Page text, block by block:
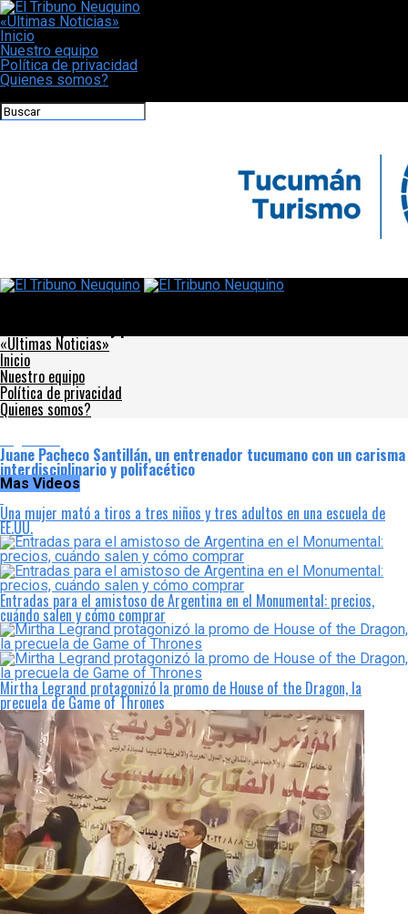
«Últimas Noticias»
Inicio
Nuestro equipo
Política de privacidad
Quienes somos?
«Últimas Noticias»
Inicio
Nuestro equipo
Política de privacidad
Quienes somos?
Juane Pacheco Santillán, un entrenador tucumano con un carisma
interdisciplinario y polifacético
Mas Videos
Una mujer mató a tiros a tres niños y tres adultos en una escuela de
EE.UU.
Entradas para el amistoso de Argentina en el Monumental: precios,
cuándo salen y cómo comprar
Mirtha Legrand protagonizó la promo de House of the Dragon, la
precuela de Game of Thrones